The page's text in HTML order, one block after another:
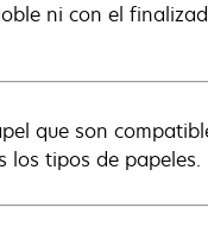
ni con el
que son
los tipos de papeles.